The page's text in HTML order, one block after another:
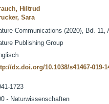
Hiltrud
Sara
Communications (2020), Bd. 11,
Publishing Group
dx.doi.org/10.1038/s41467-019-
1723
- Naturwissenschaften